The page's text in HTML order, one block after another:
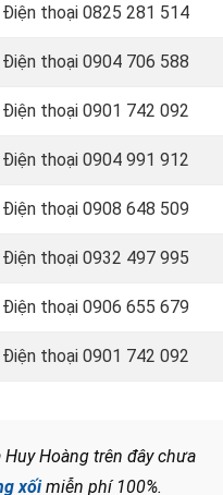
Điện thoại 0825 281 514
Điện thoại 0904 706 588
Điện thoại 0901 742 092
Điện thoại 0904 991 912
Điện thoại 0908 648 509
Điện thoại 0932 497 995
Điện thoại 0906 655 679
Điện thoại 0901 742 092
Huy Hoàng trên đây chưa
xốimiễn phí 100%.